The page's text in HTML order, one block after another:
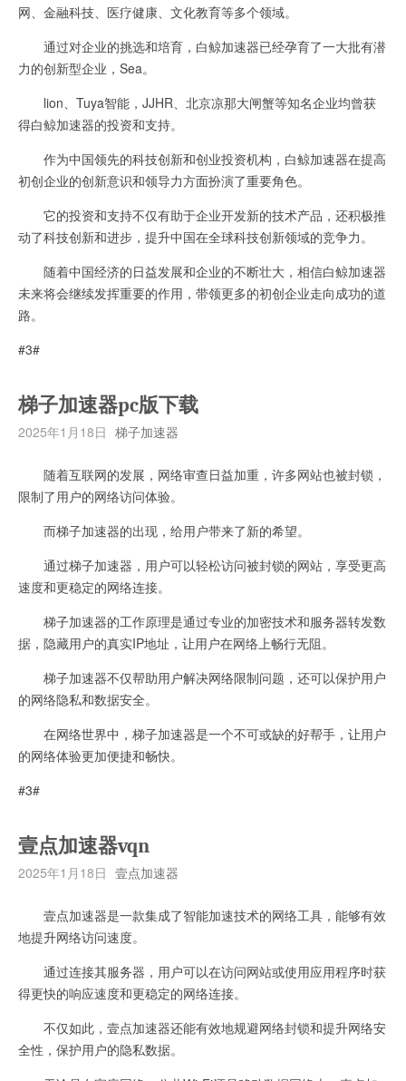
网、金融科技、医疗健康、文化教育等多个领域。
通过对企业的挑选和培育，白鲸加速器已经孕育了一大批有潜
力的创新型企业，Sea。
lion、Tuya智能，JJHR、北京凉那大闸蟹等知名企业均曾获
得白鲸加速器的投资和支持。
作为中国领先的科技创新和创业投资机构，白鲸加速器在提高
初创企业的创新意识和领导力方面扮演了重要角色。
它的投资和支持不仅有助于企业开发新的技术产品，还积极推
动了科技创新和进步，提升中国在全球科技创新领域的竞争力。
随着中国经济的日益发展和企业的不断壮大，相信白鲸加速器
未来将会继续发挥重要的作用，带领更多的初创企业走向成功的道
路。
#3#
梯子加速器pc版下载
2025年1月18日 梯子加速器
随着互联网的发展，网络审查日益加重，许多网站也被封锁，
限制了用户的网络访问体验。
而梯子加速器的出现，给用户带来了新的希望。
通过梯子加速器，用户可以轻松访问被封锁的网站，享受更高
速度和更稳定的网络连接。
梯子加速器的工作原理是通过专业的加密技术和服务器转发数
据，隐藏用户的真实IP地址，让用户在网络上畅行无阻。
梯子加速器不仅帮助用户解决网络限制问题，还可以保护用户
的网络隐私和数据安全。
在网络世界中，梯子加速器是一个不可或缺的好帮手，让用户
的网络体验更加便捷和畅快。
#3#
壹点加速器vqn
2025年1月18日 壹点加速器
壹点加速器是一款集成了智能加速技术的网络工具，能够有效
地提升网络访问速度。
通过连接其服务器，用户可以在访问网站或使用应用程序时获
得更快的响应速度和更稳定的网络连接。
不仅如此，壹点加速器还能有效地规避网络封锁和提升网络安
全性，保护用户的隐私数据。